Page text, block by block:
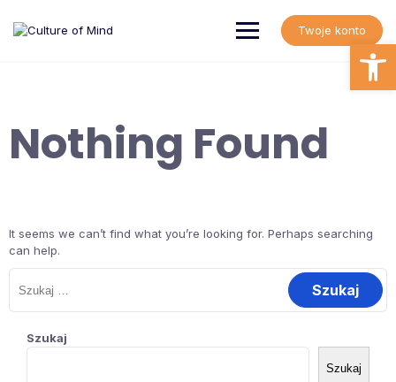
content
Twoje konto
Nothing Found
It seems we can’t find what you’re looking for. Perhaps searching
can help.
Szukaj:
Szukaj
Szukaj